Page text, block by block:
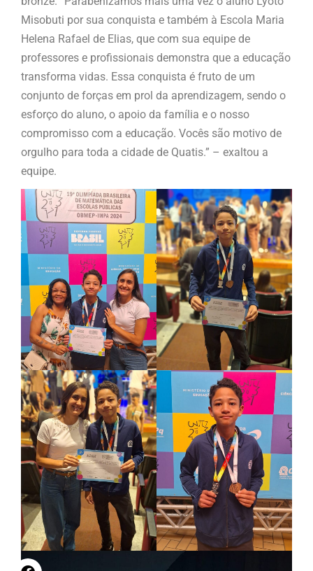
Misobuti por sua conquista e também à Escola Maria
Helena Rafael de Elias, que com sua equipe de
professores e profissionais demonstra que a educação
transforma vidas. Essa conquista é fruto de um
conjunto de forças em prol da aprendizagem, sendo o
esforço do aluno, o apoio da família e o nosso
compromisso com a educação. Vocês são motivo de
orgulho para toda a cidade de Quatis.” – exaltou a
equipe.